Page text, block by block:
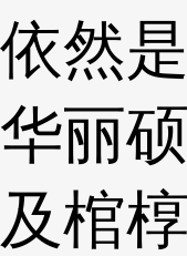
依然
华丽
及棺